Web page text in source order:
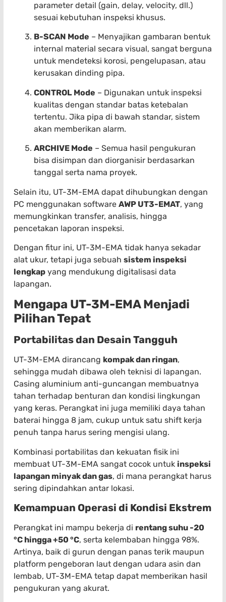
parameter detail (gain, delay, velocity, dll.)
sesuai kebutuhan inspeksi khusus.
B-SCAN Mode – Menyajikan gambaran bentuk
internal material secara visual, sangat berguna
untuk mendeteksi korosi, pengelupasan, atau
kerusakan dinding pipa.
CONTROL Mode – Digunakan untuk inspeksi
kualitas dengan standar batas ketebalan
tertentu. Jika pipa di bawah standar, sistem
akan memberikan alarm.
ARCHIVE Mode – Semua hasil pengukuran
bisa disimpan dan diorganisir berdasarkan
tanggal serta nama proyek.
Selain itu, UT-3M-EMA dapat dihubungkan dengan
PC menggunakan software AWP UT3-EMAT, yang
memungkinkan transfer, analisis, hingga
pencetakan laporan inspeksi.
Dengan fitur ini, UT-3M-EMA tidak hanya sekadar
alat ukur, tetapi juga sebuah sistem inspeksi
lengkap yang mendukung digitalisasi data
lapangan.
Mengapa UT-3M-EMA Menjadi
Pilihan Tepat
Portabilitas dan Desain Tangguh
UT-3M-EMA dirancang kompak dan ringan,
sehingga mudah dibawa oleh teknisi di lapangan.
Casing aluminium anti-guncangan membuatnya
tahan terhadap benturan dan kondisi lingkungan
yang keras. Perangkat ini juga memiliki daya tahan
baterai hingga 8 jam, cukup untuk satu shift kerja
penuh tanpa harus sering mengisi ulang.
Kombinasi portabilitas dan kekuatan fisik ini
membuat UT-3M-EMA sangat cocok untuk inspeksi
lapangan minyak dan gas, di mana perangkat harus
sering dipindahkan antar lokasi.
Kemampuan Operasi di Kondisi Ekstrem
Perangkat ini mampu bekerja di rentang suhu -20
°C hingga +50 °C, serta kelembaban hingga 98%.
Artinya, baik di gurun dengan panas terik maupun
platform pengeboran laut dengan udara asin dan
lembab, UT-3M-EMA tetap dapat memberikan hasil
pengukuran yang akurat.